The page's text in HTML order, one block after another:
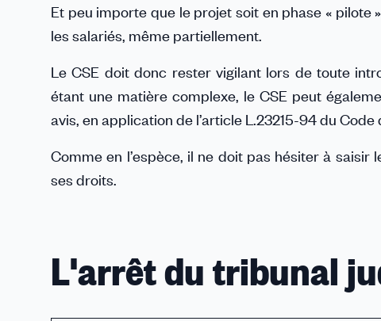
Et peu importe que le projet soit en phase « pilote
les salariés, même partiellement.
Le CSE doit donc rester vigilant lors de toute
étant une matière complexe, le CSE peut
avis, en application de l’article L.23215-94 du Code
Comme en l’espèce, il ne doit pas hésiter à
ses droits.
L'arrêt du tribunal